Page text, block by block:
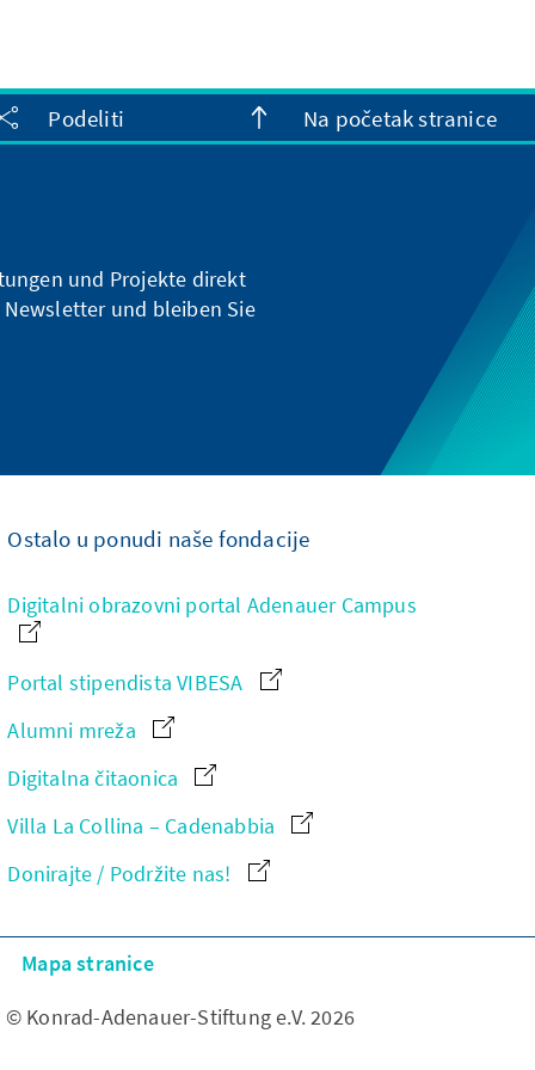
Podeliti Na početak stranice
und Projekte direkt
und bleiben Sie
Ostalo u ponudi naše fondacije
Digitalni obrazovni portal Adenauer Campus
Portal stipendista VIBESA
Alumni mreža
Digitalna čitaonica
Villa La Collina – Cadenabbia
Donirajte / Podržite nas!
Mapa stranice
© Konrad-Adenauer-Stiftung e.V. 2026